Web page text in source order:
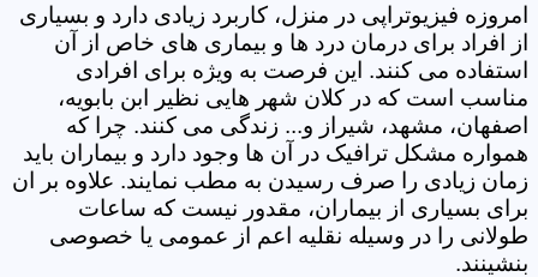
امروزه فیزیوتراپی در منزل، کاربرد زیادی دارد و بسیاری
از افراد برای درمان درد ها و بیماری های خاص از آن
استفاده می کنند. این فرصت به ویژه برای افرادی
مناسب است که در کلان شهر هایی نظیر ابن بابویه،
اصفهان، مشهد، شیراز و... زندگی می کنند. چرا که
همواره مشکل ترافیک در آن ها وجود دارد و بیماران باید
زمان زیادی را صرف رسیدن به مطب نمایند. علاوه بر ان
برای بسیاری از بیماران، مقدور نیست که ساعات
طولانی را در وسیله نقلیه اعم از عمومی یا خصوصی
بنشینند.